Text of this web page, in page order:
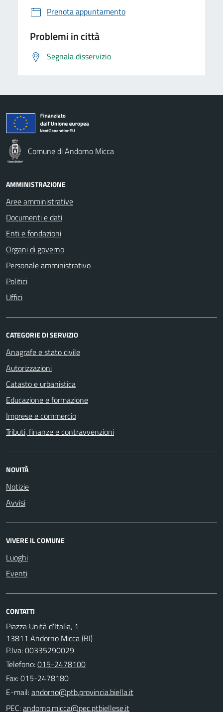
Prenota appuntamento
Problemi in città
Segnala disservizio
Comune di Andorno Micca
AMMINISTRAZIONE
Aree amministrative
Documenti e dati
Enti e fondazioni
Organi di governo
Personale amministrativo
Politici
Uffici
CATEGORIE DI SERVIZIO
Anagrafe e stato civile
Autorizzazioni
Catasto e urbanistica
Educazione e formazione
Imprese e commercio
Tributi, finanze e contravvenzioni
NOVITÀ
Notizie
Avvisi
VIVERE IL COMUNE
Luoghi
Eventi
CONTATTI
Piazza Unità d'Italia, 1
13811 Andorno Micca (BI)
P.Iva: 00335290029
Telefono:015-2478100
Fax: 015-2478180
E-mail:
PEC: